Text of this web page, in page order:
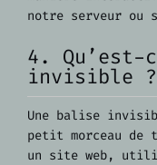
notre serveur ou
4. Qu’est-
invisible ?
Une balise
petit morceau de
un site web,